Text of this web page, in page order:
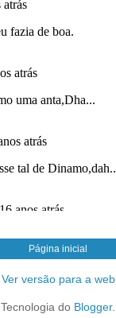
Página inicial
Ver versão para a web
Tecnologia do Blogger.